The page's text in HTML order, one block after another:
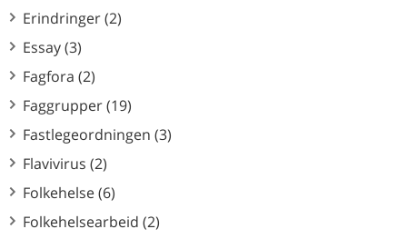
Erindringer (2)
Essay (3)
Fagfora (2)
Faggrupper (19)
Fastlegeordningen (3)
Flavivirus (2)
Folkehelse (6)
Folkehelsearbeid (2)